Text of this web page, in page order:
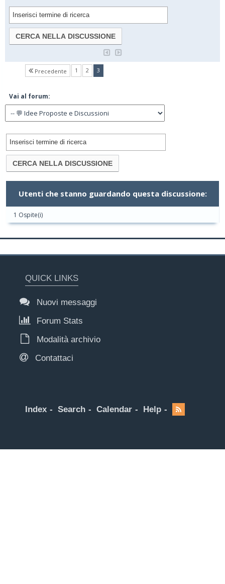
Precedente 1 2 3(current)
Vai al forum:
Utenti che stanno guardando questa discussione:
1 Ospite(i)
QUICK LINKS
Nuovi messaggi
Forum Stats
Modalità archivio
Contattaci
Index Search Calendar Help